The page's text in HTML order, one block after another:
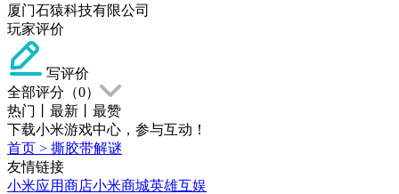
厦门石猿科技有限公司
玩家评价
写评价
全部评分（0）
热门
最新
最赞
下载小米游戏中心，参与互动！
首页 > 撕胶带解谜
友情链接
小米应用商店小米商城英雄互娱